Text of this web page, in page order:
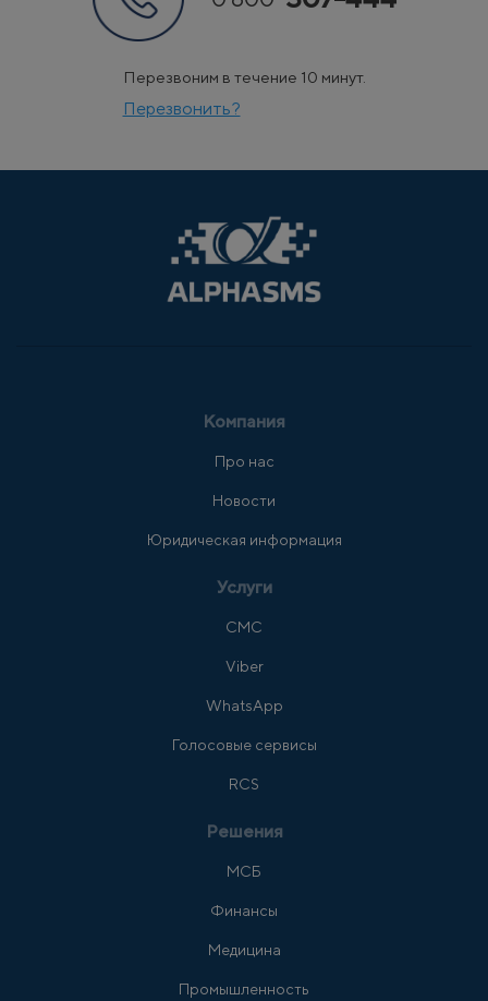
Перезвоним в течение 10 минут.
Перезвонить?
Компания
Про нас
Новости
Юридическая информация
Услуги
СМС
Viber
WhatsApp
Голосовые сервисы
RCS
Решения
МСБ
Финансы
Медицина
Промышленность